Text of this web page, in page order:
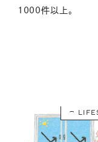
1000件以上。